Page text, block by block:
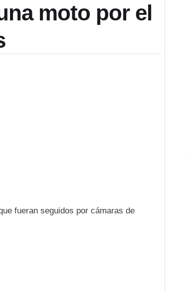
moto por el
fueran seguidos por cámaras de